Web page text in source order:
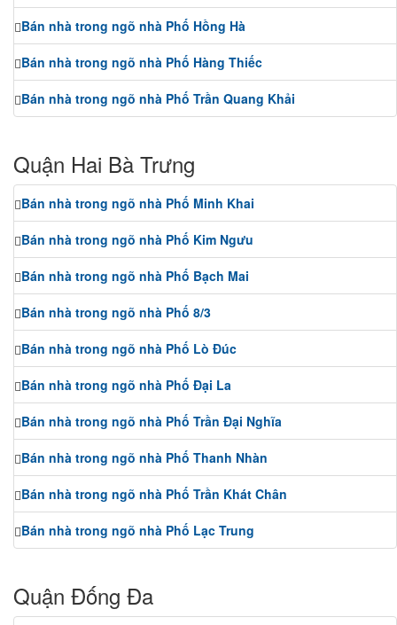
Bán nhà trong ngõ nhà Phố Hồng Hà
Bán nhà trong ngõ nhà Phố Hàng Thiếc
Bán nhà trong ngõ nhà Phố Trần Quang Khải
Quận Hai Bà Trưng
Bán nhà trong ngõ nhà Phố Minh Khai
Bán nhà trong ngõ nhà Phố Kim Ngưu
Bán nhà trong ngõ nhà Phố Bạch Mai
Bán nhà trong ngõ nhà Phố 8/3
Bán nhà trong ngõ nhà Phố Lò Đúc
Bán nhà trong ngõ nhà Phố Đại La
Bán nhà trong ngõ nhà Phố Trần Đại Nghĩa
Bán nhà trong ngõ nhà Phố Thanh Nhàn
Bán nhà trong ngõ nhà Phố Trần Khát Chân
Bán nhà trong ngõ nhà Phố Lạc Trung
Quận Đống Đa